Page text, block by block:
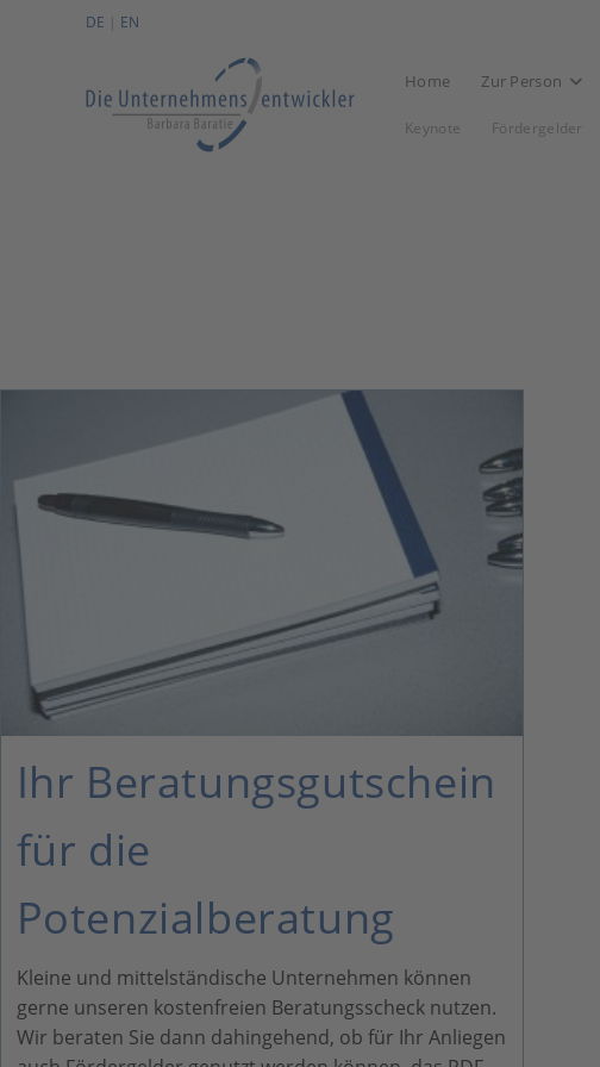
DE EN
Home Zur Person
Keynote Fördergelder
Ihr Beratungsgutschein
für die
Potenzialberatung
Kleine und mittelständische Unternehmen können
gerne unseren kostenfreien Beratungsscheck nutzen.
Wir beraten Sie dann dahingehend, ob für Ihr Anliegen